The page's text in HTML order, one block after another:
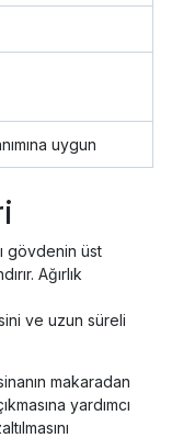
uygun
gövdenin üst
Ağırlık
ve uzun süreli
makaradan
yardımcı